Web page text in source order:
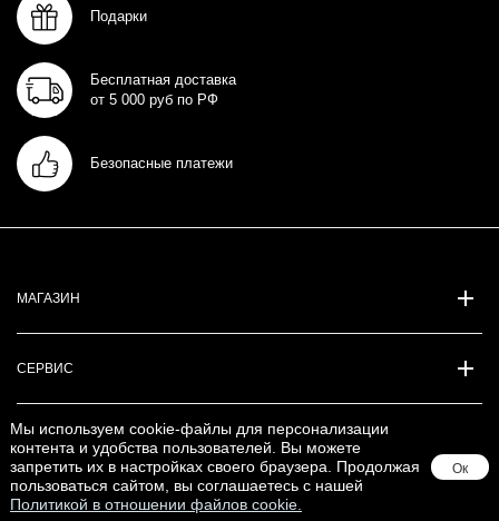
Подарки
Бесплатная доставка
от 5 000 руб по РФ
Безопасные платежи
МАГАЗИН
СЕРВИС
КОМПАНИЯ
ПРОМО
Мы используем cookie-файлы для персонализации
контента и удобства пользователей. Вы можете
запретить их в настройках своего браузера. Продолжая
пользоваться сайтом, вы соглашаетесь с нашей
Политикой в отношении файлов cookie.
Ок